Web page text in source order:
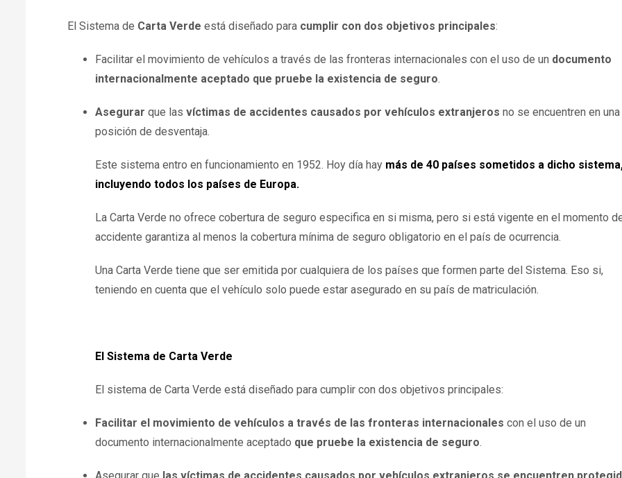
El Sistema de Carta Verde está diseñado para cumplir con dos objetivos principales:
Facilitar el movimiento de vehículos a través de las fronteras internacionales con el uso de un documento
internacionalmente aceptado que pruebe la existencia de seguro.
Asegurar que las víctimas de accidentes causados por vehículos extranjeros no se encuentren en una
posición de desventaja.
Este sistema entro en funcionamiento en 1952. Hoy día hay más de 40 países sometidos a dicho
incluyendo todos los países de Europa.
La Carta Verde no ofrece cobertura de seguro especifica en si misma, pero si está vigente en el momento
accidente garantiza al menos la cobertura mínima de seguro obligatorio en el país de ocurrencia.
Una Carta Verde tiene que ser emitida por cualquiera de los países que formen parte del Sistema. Eso si,
teniendo en cuenta que el vehículo solo puede estar asegurado en su país de matriculación.
El Sistema de Carta Verde
El sistema de Carta Verde está diseñado para cumplir con dos objetivos principales:
Facilitar el movimiento de vehículos a través de las fronteras internacionales con el uso de un
documento internacionalmente aceptado que pruebe la existencia de seguro.